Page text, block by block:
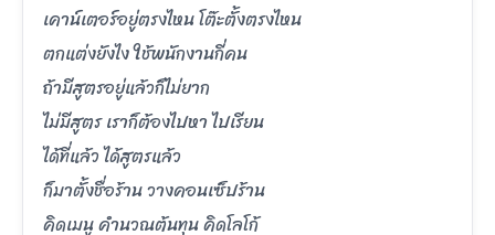
เคาน์เตอร์อยู่ตรงไหน โต๊ะตั้งตรงไหน
ตกแต่งยังไง ใช้พนักงานกี่คน
ถ้ามีสูตรอยู่แล้วก็ไม่ยาก
ไม่มีสูตร เราก็ต้องไปหา ไปเรียน
ได้ที่แล้ว ได้สูตรแล้ว
ก็มาตั้งชื่อร้าน วางคอนเซ็ปร้าน
คิดเมนู คำนวณต้นทุน คิดโลโก้